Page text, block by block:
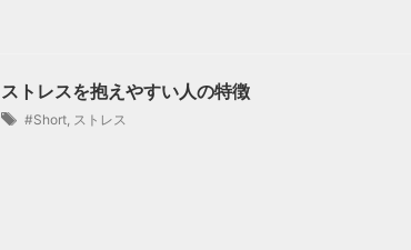
ストレスを抱えやすい人の特徴
#Short ストレス